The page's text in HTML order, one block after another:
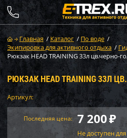
Главная / Каталог / По воде /
Экипировка для активного отдыха /
Рюкзак HEAD TRAINING 33л цв.черно-
РЮКЗАК HEAD TRAINING 33Л
Артикул:
Последняя цена: 7 200₽
Не доступен для